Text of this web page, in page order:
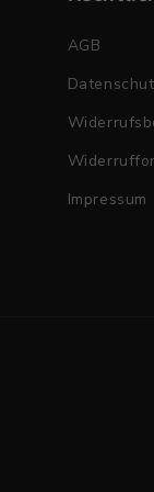
AGB
Impressum